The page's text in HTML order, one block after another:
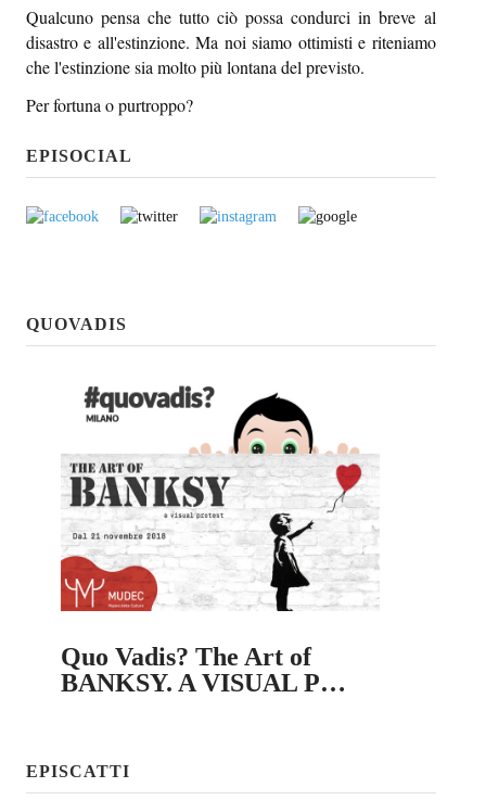
Qualcuno pensa che tutto ciò possa condurci in breve al
disastro e all'estinzione. Ma noi siamo ottimisti e riteniamo
che l'estinzione sia molto più lontana del previsto.
Per fortuna o purtroppo?
EPISOCIAL
QUOVADIS
Quo Vadis? The Art of
BANKSY. A VISUAL P…
EPISCATTI